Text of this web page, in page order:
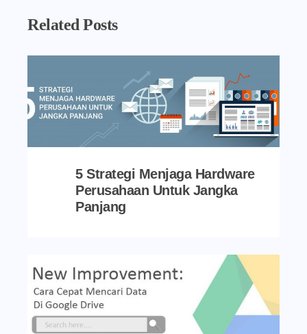
Related Posts
5 Strategi Menjaga Hardware
Perusahaan Untuk Jangka
Panjang